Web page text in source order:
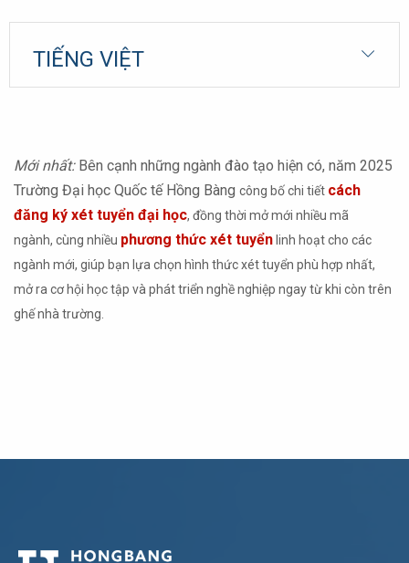
TIẾNG VIỆT
Mới nhất:Bên cạnh những ngành đào tạo hiện có, năm 2025
Trường Đại học Quốc tế Hồng Bàng công bố chi tiết cách
đăng ký xét tuyển đại học, đồng thời mở mới nhiều mã
ngành, cùng nhiều phương thức xét tuyển linh hoạt cho các
ngành mới, giúp bạn lựa chọn hình thức xét tuyển phù hợp nhất,
mở ra cơ hội học tập và phát triển nghề nghiệp ngay từ khi còn trên
ghế nhà trường.